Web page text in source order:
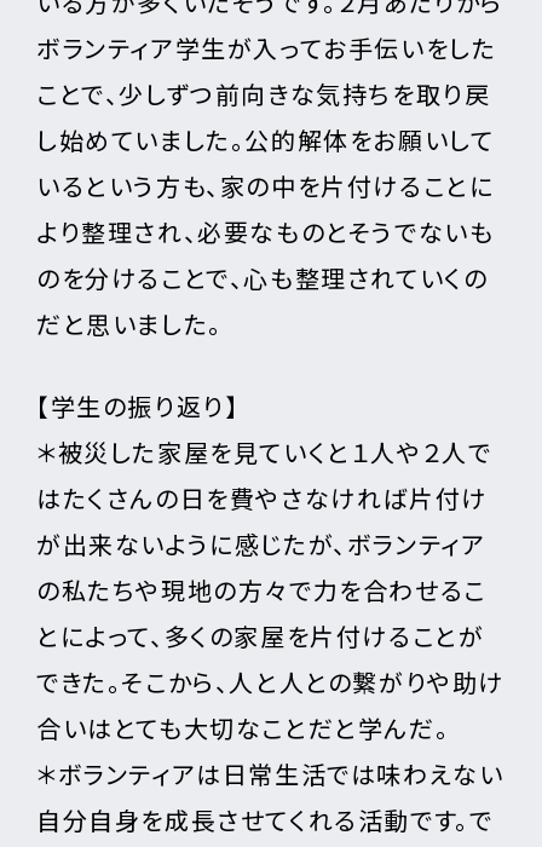
ボランティア学生が入ってお手伝いをした
ことで、少しずつ前向きな気持ちを取り戻
し始めていました。公的解体をお願いして
いるという方も、家の中を片付けることに
より整理され、必要なものとそうでないも
のを分けることで、心も整理されていくの
だと思いました。
【学生の振り返り】
＊被災した家屋を見ていくと１人や２人で
はたくさんの日を費やさなければ片付け
が出来ないように感じたが、ボランティア
の私たちや現地の方々で力を合わせるこ
とによって、多くの家屋を片付けることが
できた。そこから、人と人との繋がりや助け
合いはとても大切なことだと学んだ。
＊ボランティアは日常生活では味わえない
自分自身を成長させてくれる活動です。で